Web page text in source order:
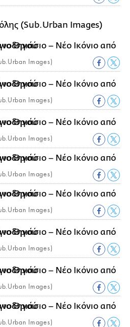
(Sub.Urban Images)
Images)
Images)
Images)
Images)
Images)
Images)
Images)
Images)